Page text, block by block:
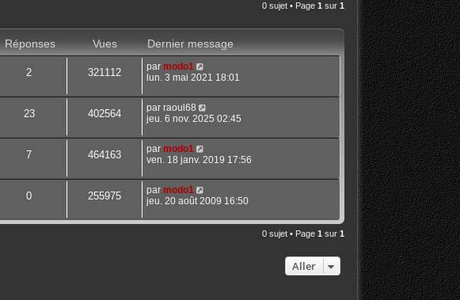
0 sujet • Page 1 sur 1
Réponses Vues
Dernier message
2 321112 par modo1
lun. 3 mai 2021 18:01
23 402564 par raoul68
jeu. 6 nov. 2025 02:45
7 464163 par modo1
ven. 18 janv. 2019 17:56
0 255975 par modo1
jeu. 20 août 2009 16:50
0 sujet • Page 1 sur 1
Aller